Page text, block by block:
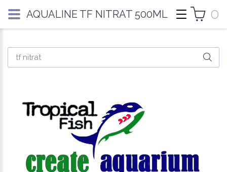
0
AQUALINE TF NITRAT 500ML